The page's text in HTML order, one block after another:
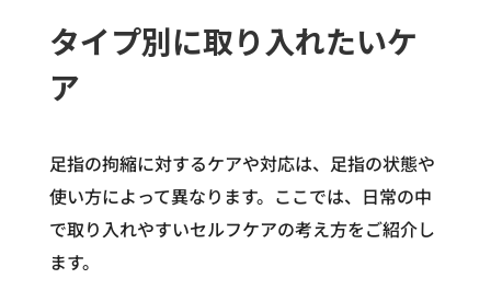
タイプ別に取り入れたいケ
ア
足指の拘縮に対するケアや対応は、足指の状態や
使い方によって異なります。ここでは、日常の中
で取り入れやすいセルフケアの考え方をご紹介し
ます。